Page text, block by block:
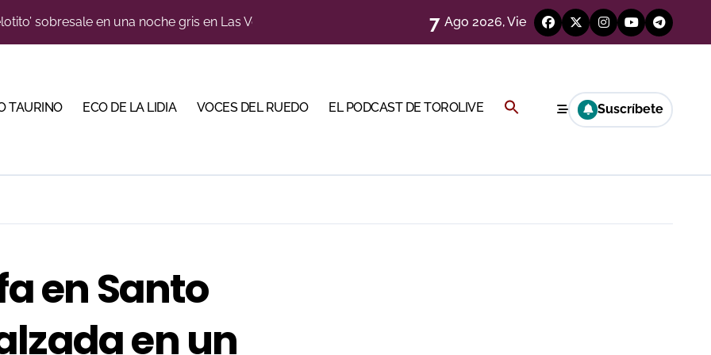
sobresale en una noche gris en Las Ventas
Martín para su regreso a Huesca trece años después (Imágenes)
en una feria que vuelve a mirar al futuro
gastronomía y talento de la tierra en La Malagueta
su temporada de figura y el palco niega el premio a Roca Rey
7 Ago 2026, Vie
TAURINO ECO DE LA LIDIA VOCES DEL RUEDO EL PODCAST DE TOROLIVE Buscar: Suscríbete
en Santo
en un